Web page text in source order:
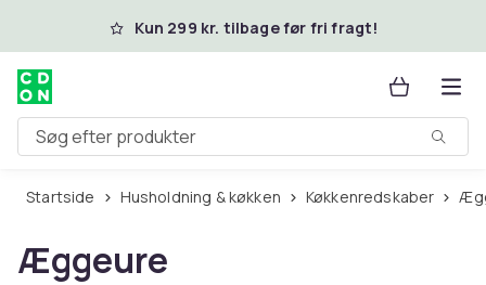
Spring til hovedindhold
Kun 299 kr. tilbage før fri fragt!
Søg efter produkter
Startside Husholdning & køkken Køkkenredskaber
Æggeure